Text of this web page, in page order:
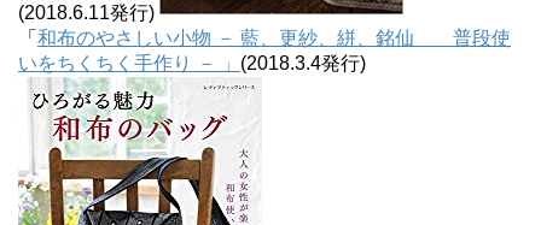
(2018.6.11発行)
「 和布のやさしい小物 － 藍、更紗、絣、銘仙 普段使
いをちくちく手作り － 」 (2018.3.4発行)